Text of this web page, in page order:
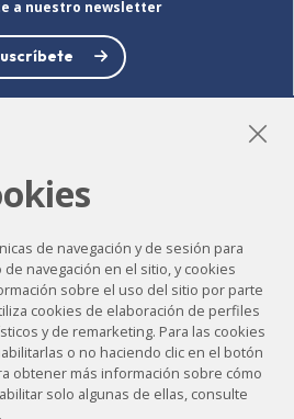
a nuestro newsletter
Instagram
Contacto
Aviso legal
de privacidad
de navegación y de sesión para
navegación en el sitio, y cookies
sobre el uso del sitio por parte
cookies de elaboración de perfiles
y de remarketing. Para las cookies
o no haciendo clic en el botón
obtener más información sobre cómo
solo algunas de ellas, consulte
.